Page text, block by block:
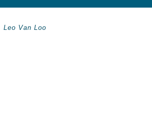
Leo Van Loo